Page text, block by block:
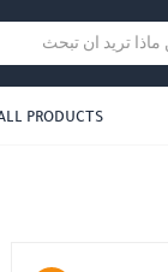
هل نزلت
تريد ان تبحث
PRODUCTS